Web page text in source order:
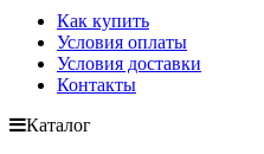
Как купить
Условия оплаты
Условия доставки
Контакты
Каталог